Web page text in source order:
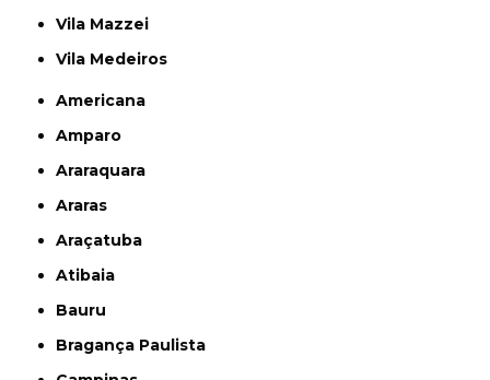
Vila Mazzei
Vila Medeiros
Americana
Amparo
Araraquara
Araras
Araçatuba
Atibaia
Bauru
Bragança Paulista